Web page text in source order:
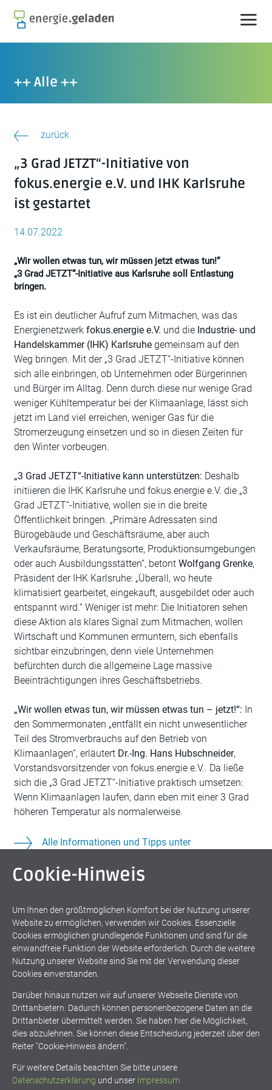
content++ Alle ++
zurück
„3 Grad JETZT“-Initiative von
fokus.energie e.V. und IHK Karlsruhe
ist gestartet
14.07.2022
„Wir wollen etwas tun, wir müssen jetzt etwas tun!“
„3 Grad JETZT“-Initiative aus Karlsruhe soll Entlastung
bringen.
Es ist ein deutlicher Aufruf zum Mitmachen, was das
Energienetzwerk fokus.energie e.V. und die Industrie- und
Handelskammer (IHK) Karlsruhe gemeinsam auf den
Weg bringen. Mit der „3 Grad JETZT“-Initiative können
sich alle einbringen, ob Unternehmen oder Bürgerinnen
und Bürger im Alltag. Denn durch diese nur wenige Grad
weniger Kühltemperatur bei der Klimaanlage, lässt sich
jetzt im Land viel erreichen, weniger Gas für die
Stromerzeugung einsetzen und so in diesen Zeiten für
den Winter vorbeugen.
„3 Grad JETZT“-Initiative kann unterstützen: Deshalb
initiieren die IHK Karlsruhe und fokus.energie e.V. die „3
Grad JETZT“-Initiative, wollen sie in die breite
Öffentlichkeit bringen. „Primäre Adressaten sind
Bürogebäude und Geschäftsräume, aber auch
Verkaufsräume, Beratungsorte, Produktionsumgebungen
oder auch Ausbildungsstätten“, betont Wolfgang Grenke,
Präsident der IHK Karlsruhe: „Überall, wo heute
klimatisiert gearbeitet, eingekauft, ausgebildet oder auch
entspannt wird.“ Weniger ist mehr: Die Initiatoren sehen
diese Aktion als klares Signal zum Mitmachen, wollen
Wirtschaft und Kommunen ermuntern, sich ebenfalls
sichtbar einzubringen, denn viele Unternehmen
befürchten durch die allgemeine Lage massive
Beeinträchtigungen ihres Geschäftsbetriebs.
„Wir wollen etwas tun, wir müssen etwas tun – jetzt!“: In
den Sommermonaten „entfällt ein nicht unwesentlicher
Teil des Stromverbrauchs auf den Betrieb von
Klimaanlagen“, erläutert Dr.-Ing. Hans Hubschneider,
Vorstandsvorsitzender von fokus.energie e.V.. Da ließe
sich die „3 Grad JETZT“-Initiative praktisch umsetzen:
Wenn Klimaanlagen laufen, dann eben mit einer 3 Grad
höheren Temperatur als normalerweise.
Alle Informationen und Tipps unter
#3GradJETZT
#3GradJETZT Energiewende
Klimaschutz
Cookie-Hinweis
Um Ihnen den größtmöglichen Komfort bei der Nutzung unserer
Website zu ermöglichen, verwenden wir Cookies. Essenzielle
Cookies ermöglichen grundlegende Funktionen und sind für die
einwandfreie Funktion der Website erforderlich. Durch die weitere
Nutzung unserer Website sind Sie mit der Verwendung dieser
Cookies einverstanden.
Darüber hinaus nutzen wir auf unserer Webseite Dienste von
Drittanbietern. Dadurch können personenbezogene Daten an die
Drittanbieter übermittelt werden. Sie haben hier die Möglichkeit,
dies abzulehnen. Sie können diese Entscheidung jederzeit über den
Reiter "Cookie-Hinweis ändern".
Für weitere Details beachten Sie bitte unsere
Datenschutzerklärung und unser Impressum